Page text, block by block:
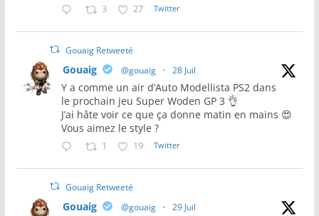
3 27 Twitter
Gouaig Retweeté
Gouaig @gouaig · 28 Juil
Y a comme un air d’Auto Modellista PS2 dans
le prochain jeu Super Woden GP 3 👌
J’ai hâte voir ce que ça donne matin en mains 😍
Vous aimez le style ?
1 19 Twitter
Gouaig Retweeté
Gouaig @gouaig · 29 Juil